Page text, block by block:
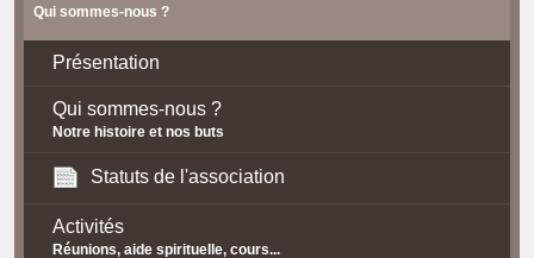
Qui sommes-nous ?
Présentation
Qui sommes-nous ?
Notre histoire et nos buts
Statuts de l'association
Activités
Réunions, aide spirituelle, cours...